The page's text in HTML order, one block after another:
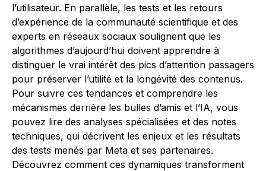
l’utilisateur. En parallèle, les tests et les retours
d’expérience de la communauté scientifique et des
experts en réseaux sociaux soulignent que les
algorithmes d’aujourd’hui doivent apprendre à
distinguer le vrai intérêt des pics d’attention passagers
pour préserver l’utilité et la longévité des contenus.
Pour suivre ces tendances et comprendre les
mécanismes derrière les bulles d’amis et l’IA, vous
pouvez lire des analyses spécialisées et des notes
techniques, qui décrivent les enjeux et les résultats
des tests menés par Meta et ses partenaires.
Découvrez comment ces dynamiques transforment